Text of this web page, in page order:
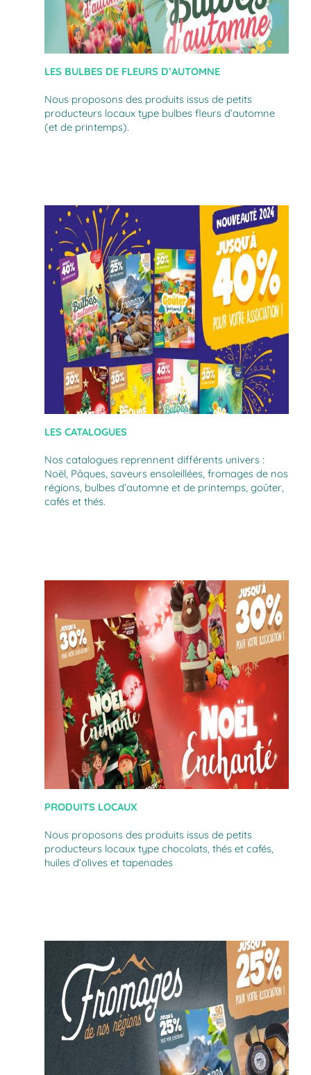
LES BULBES DE FLEURS D’AUTOMNE
Nous proposons des produits issus de petits
producteurs locaux type bulbes fleurs d’automne
(et de printemps).
LES CATALOGUES
Nos catalogues reprennent différents univers :
Noël, Pâques, saveurs ensoleillées, fromages de nos
régions, bulbes d’automne et de printemps, goûter,
cafés et thés.
PRODUITS LOCAUX
Nous proposons des produits issus de petits
producteurs locaux type chocolats, thés et cafés,
huiles d’olives et tapenades